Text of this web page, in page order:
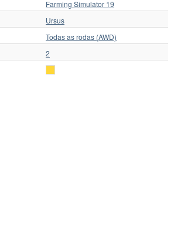
Farming Simulator 19
Ursus
Todas as rodas (AWD)
2